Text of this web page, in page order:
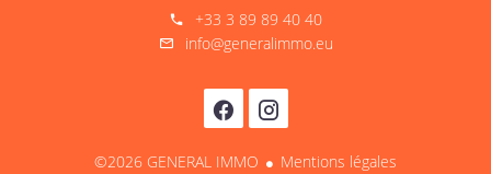
+33 3 89 89 40 40
info@generalimmo.eu
©2026 GENERAL IMMO Mentions légales